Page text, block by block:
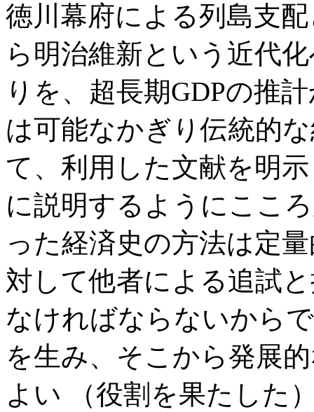
徳川幕府による列島支
ら明治維新という近代
りを、超長期GDPの推
は可能なかぎり伝統的
て、利用した文献を明
に説明するようにここ
った経済史の方法は定
対して他者による追試
なければならないから
を生み、そこから発展
よい （役割を果たした